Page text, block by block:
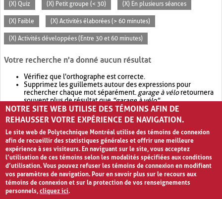
(X) Quiz (X) Petit groupe (< 30) (X) En plusieurs séances
(X) Faible (X) Activités élaborées (> 60 minutes)
(X) Activités développées (Entre 30 et 60 minutes)
Votre recherche n'a donné aucun résultat
Vérifiez que l'orthographe est correcte.
Supprimez les guillemets autour des expressions pour
rechercher chaque mot séparément. garage à véloretournera
souvent plus de résultat que"garage à vélo".
Envisagez d'élargir votre recherche avec OR.garage OR vélo
retournera souvent plus de résultat quegarage à vélo
NOTRE SITE WEB UTILISE DES TÉMOINS AFIN DE
REHAUSSER VOTRE EXPÉRIENCE DE NAVIGATION.
Le site web de Polytechnique Montréal utilise des témoins de connexion
afin de recueillir des statistiques générales et offrir une meilleure
expérience à ses visiteurs. En naviguant sur le site, vous acceptez
l’utilisation de ces témoins selon les modalités spécifiées aux conditions
d’utilisation. Vous pouvez refuser les témoins de connexion en modifiant
vos paramètres de navigation. Pour en savoir plus sur le recours aux
témoins de connexion et sur la protection de vos renseignements
personnels,cliquez ici.